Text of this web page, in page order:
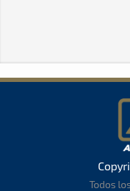
Todos